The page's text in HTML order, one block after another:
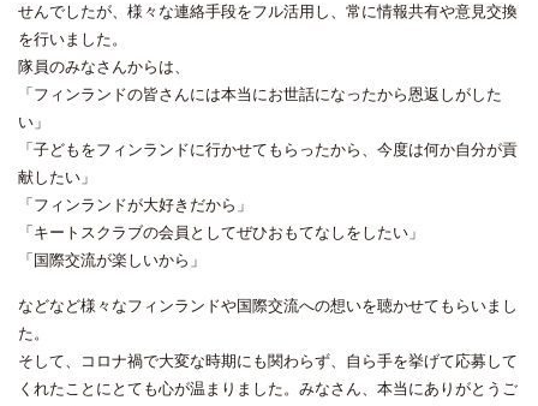
せんでしたが、様々な連絡手段をフル活用し、常に情報共有や意見交換
を行いました。
隊員のみなさんからは、
「フィンランドの皆さんには本当にお世話になったから恩返しがした
い」
「子どもをフィンランドに行かせてもらったから、今度は何か自分が貢
献したい」
「フィンランドが大好きだから」
「キートスクラブの会員としてぜひおもてなしをしたい」
「国際交流が楽しいから」
などなど様々なフィンランドや国際交流への想いを聴かせてもらいまし
た。
そして、コロナ禍で大変な時期にも関わらず、自ら手を挙げて応募して
くれたことにとても心が温まりました。みなさん、本当にありがとうご